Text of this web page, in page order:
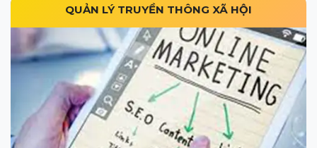
QUẢN LÝ TRUYỀN THÔNG XÃ HỘI